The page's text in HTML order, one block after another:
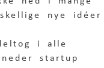
nye idéer
i alle
startup